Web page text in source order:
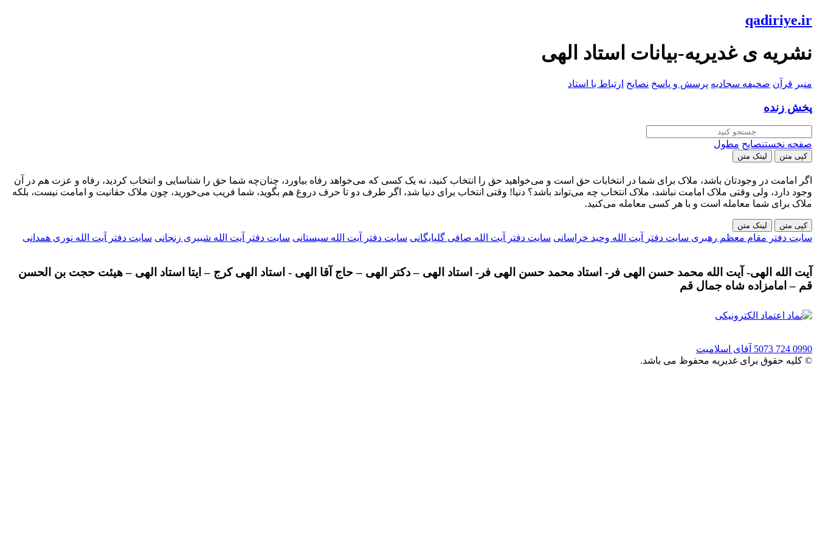
qadiriye.ir
نشریه ی غدیریه-بیانات استاد الهی
منبر قرآن صحیفه سجادیه پرسش و پاسخ نصایح ارتباط با استاد
پخش زنده
صفحه نخستنصایح مطول
کپی متن لینک متن
اگر امامت در وجودتان باشد، ملاک برای شما در انتخابات حق است و می‌خواهید حق را انتخاب کنید، نه یک کسی که می‌خواهد رفاه بیاورد، چنان‌چه شما حق را شناسایی و انتخاب کردید، رفاه و عزت هم در آن
وجود دارد، ولی وقتی ملاک امامت نباشد، ملاک انتخاب چه می‌تواند باشد؟ دنیا! وقتی انتخاب برای دنیا شد، اگر طرف دو تا حرف دروغ هم بگوید، شما فریب می‌خورید، چون ملاک حقانیت و امامت نیست، بلکه
ملاک برای شما معامله است و با هر کسی معامله می‌کنید.
کپی متن لینک متن
سایت دفتر مقام معظم رهبری سایت دفتر آیت الله وحید خراسانی سایت دفتر آیت الله صافی گلپایگانی سایت دفتر آیت الله سیستانی سایت دفتر آیت الله شبیری زنجانی سایت دفتر آیت الله نوری همدانی
آیت الله الهی- آیت الله محمد حسن الهی فر- استاد محمد حسن الهی فر- استاد الهی – دکتر الهی – حاج آقا الهی - استاد الهی کرج – ایتا استاد الهی – هیئت حجت بن الحسن
قم – امامزاده شاه جمال قم
0990 724 5073
آقای اسلامیت
© کلیه حقوق برای غدیریه محفوظ می باشد.